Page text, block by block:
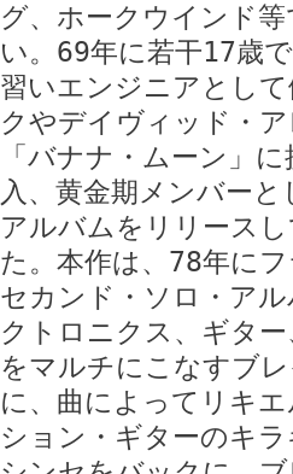
グ、ホークウインド
い。69年に若干17歳
習いエンジニアとし
クやデイヴィッド・
「バナナ・ムーン」
入、黄金期メンバー
アルバムをリリース
た。本作は、78年に
セカンド・ソロ・ア
クトロニクス、ギタ
をマルチにこなすブ
に、曲によってリキ
ション・ギターのキ